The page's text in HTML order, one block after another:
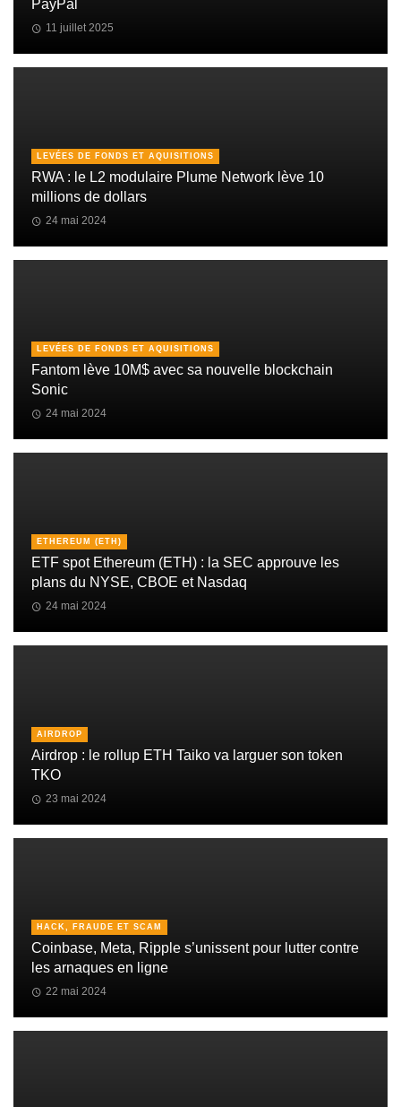
PayPal
11 juillet 2025
LEVÉES DE FONDS ET AQUISITIONS
RWA : le L2 modulaire Plume Network lève 10
millions de dollars
24 mai 2024
LEVÉES DE FONDS ET AQUISITIONS
Fantom lève 10M$ avec sa nouvelle blockchain
Sonic
24 mai 2024
ETHEREUM (ETH)
ETF spot Ethereum (ETH) : la SEC approuve les
plans du NYSE, CBOE et Nasdaq
24 mai 2024
AIRDROP
Airdrop : le rollup ETH Taiko va larguer son token
TKO
23 mai 2024
HACK, FRAUDE ET SCAM
Coinbase, Meta, Ripple s’unissent pour lutter contre
les arnaques en ligne
22 mai 2024